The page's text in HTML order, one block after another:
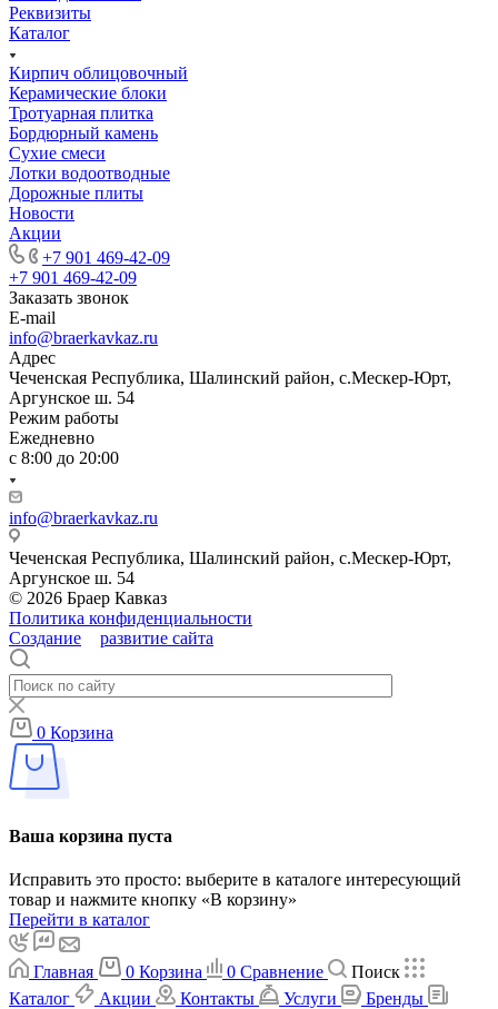
Реквизиты
Каталог
Кирпич облицовочный
Керамические блоки
Тротуарная плитка
Бордюрный камень
Сухие смеси
Лотки водоотводные
Дорожные плиты
Новости
Акции
+7 901 469-42-09
+7 901 469-42-09
Заказать звонок
E-mail
info@braerkavkaz.ru
Адрес
Чеченская Республика, Шалинский район, с.Мескер-Юрт,
Аргунское ш. 54
Режим работы
Ежедневно
с 8:00 до 20:00
info@braerkavkaz.ru
Чеченская Республика, Шалинский район, с.Мескер-Юрт,
Аргунское ш. 54
© 2026 Браер Кавказ
Политика конфиденциальности
Создание
развитие сайта
0 Корзина
Ваша корзина пуста
Исправить это просто: выберите в каталоге интересующий
товар и нажмите кнопку «В корзину»
Перейти в каталог
Главная 0 Корзина 0 Сравнение
Поиск
Каталог
Акции Контакты Услуги Бренды